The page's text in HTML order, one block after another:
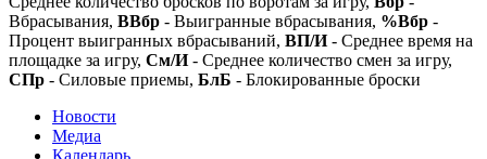
Вбрасывания, ВВбр - Выигранные вбрасывания, %Вбр -
Процент выигранных вбрасываний, ВП/И- Среднее время на
площадке за игру, См/И- Среднее количество смен за игру,
СПр - Силовые приемы, БлБ - Блокированные броски
Новости
Медиа